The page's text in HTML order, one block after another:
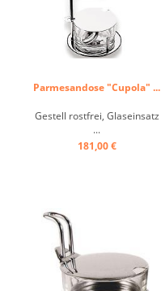
Parmesandose "Cupola" ...
Gestell rostfrei, Glaseinsatz
...
181,00 €